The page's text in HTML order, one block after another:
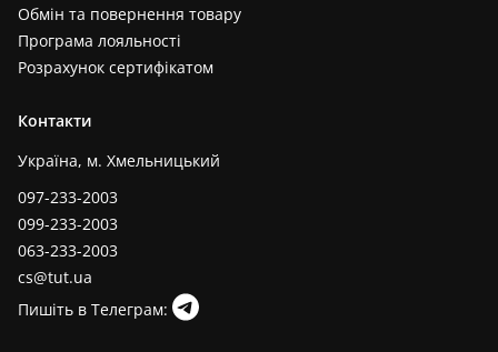
Обмін та повернення товару
Програма лояльності
Розрахунок сертифікатом
Контакти
Україна, м. Хмельницький
097-233-2003
099-233-2003
063-233-2003
cs@tut.ua
Пишіть в Телеграм: